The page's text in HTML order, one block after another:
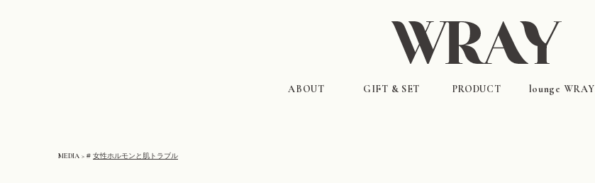
ABOUT GIFT & SET PRODUCT lounge WRAY
MEDIA # 女性ホルモンと肌トラブル